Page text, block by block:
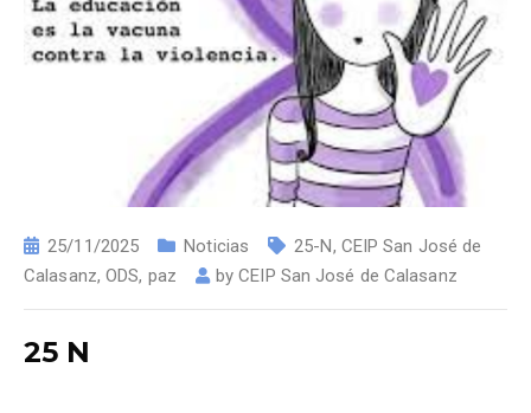
25/11/2025 Noticias 25-N, CEIP San José de
Calasanz,ODS, paz byCEIP San José de Calasanz
25 N